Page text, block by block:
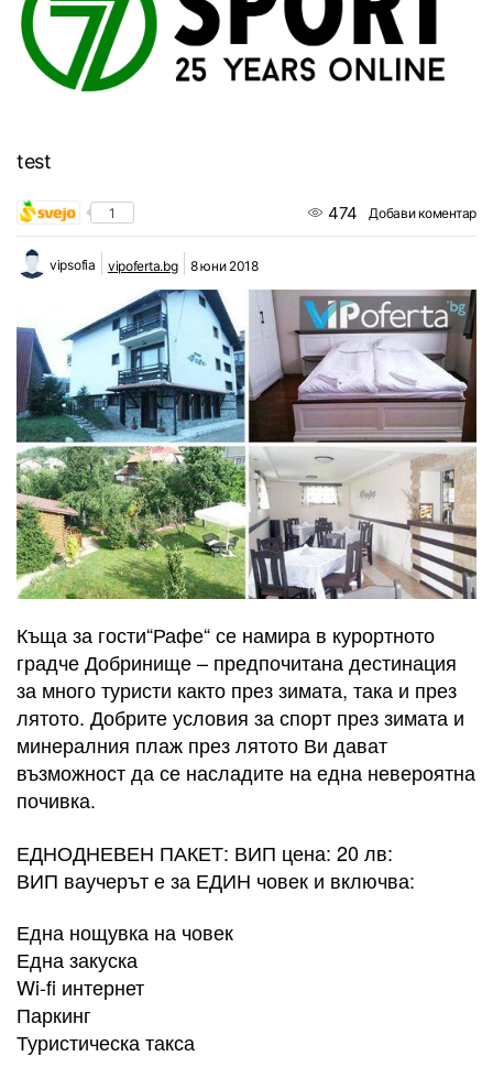
test
1 474 Добави коментар
vipsofia vipoferta.bg 8 юни 2018
Къща за гости“Рафе“ се намира в курортното
градче Добринище – предпочитана дестинация
за много туристи както през зимата, така и през
лятото. Добрите условия за спорт през зимата и
минералния плаж през лятото Ви дават
възможност да се насладите на една невероятна
почивка.
ЕДНОДНЕВЕН ПАКЕТ: ВИП цена: 20 лв:
ВИП ваучерът е за ЕДИН човек и включва:
Една нощувка на човек
Една закуска
Wi-fi интернет
Паркинг
Туристическа такса